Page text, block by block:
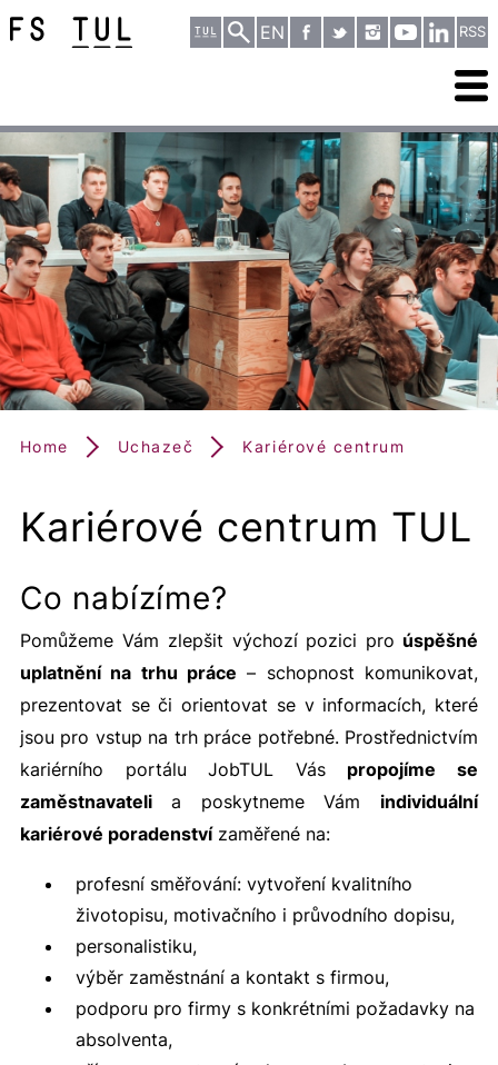
EN RSS
Home Uchazeč Kariérové centrum
Kariérové centrum TUL
Co nabízíme?
Pomůžeme Vám zlepšit výchozí pozici pro úspěšné
uplatnění na trhu práce – schopnost komunikovat,
prezentovat se či orientovat se v informacích, které
jsou pro vstup na trh práce potřebné. Prostřednictvím
kariérního portálu JobTUL Vás propojíme se
zaměstnavateli a poskytneme Vám individuální
kariérové poradenstvízaměřené na:
profesní směřování: vytvoření kvalitního
životopisu, motivačního i průvodního dopisu,
personalistiku,
výběr zaměstnání a kontakt s firmou,
podporu pro firmy s konkrétními požadavky na
absolventa,